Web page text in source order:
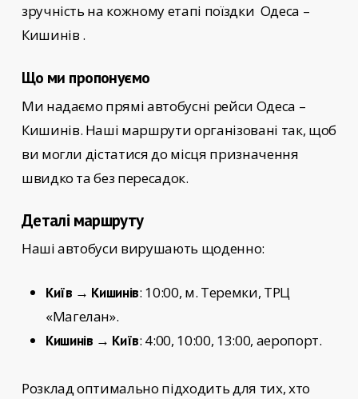
зручність на кожному етапі поїздки Одеса –
Кишинів .
Що ми пропонуємо
Ми надаємо прямі автобусні рейси Одеса –
Кишинів. Наші маршрути організовані так, щоб
ви могли дістатися до місця призначення
швидко та без пересадок.
Деталі маршруту
Наші автобуси вирушають щоденно:
Київ → Кишинів: 10:00, м. Теремки, ТРЦ
«Магелан».
Кишинів → Київ: 4:00, 10:00, 13:00, аеропорт.
Розклад оптимально підходить для тих, хто